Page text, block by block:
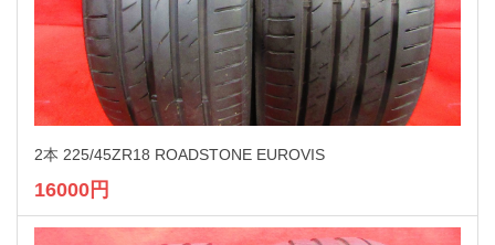
2本 225/45ZR18 ROADSTONE EUROVIS
16000円